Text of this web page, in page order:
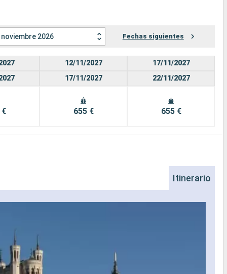
noviembre 2026 Fechas siguientes
€
12/11/2027
17/11/2027
655 €
17/11/2027
22/11/2027
655 €
Itinerario